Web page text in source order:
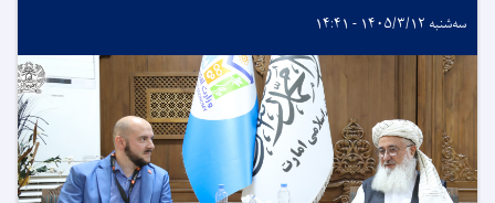
سه‌شنبه ۱۴۰۵/۳/۱۲ - ۱۴:۴۱